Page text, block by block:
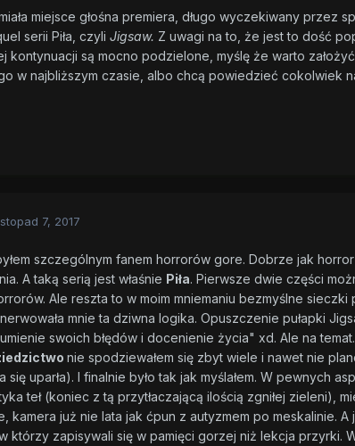
miejsce głośna premiera, długo wyczekiwany
serii Piła, czyli Jigsaw. Z uwagi na to, że jest to dość
kontynuacji są mocno podzielone, myślę że warto
w najbliższym czasie, albo chcą powiedzieć cokolwiek
7, 2017
szczególnym fanem horrorów gore. Dobrze jak
A taką serią jest właśnie Piła. Pierwsze dwie części
Ale reszta to w moim mniemaniu bezmyślne
mnie ta dziwna logika. Opuszczenie pułapki
swoich błędów i docenienie życia" xd. Ale na temat.
nie spodziewałem się zbyt wiele i nawet nie
się uparła). I finalnie było tak jak myślałem. W pewnych
teł (koniec z tą przytłaczającą ilością zgniłej zieleni),
kamera już nie lata jak ćpun z autyzmem po meskalinie.
którzy zapisywali się w pamięci gorzej niż lekcja przyrki.